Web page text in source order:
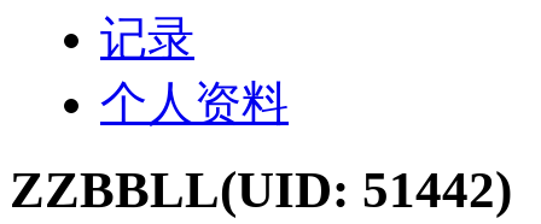
记录
个人资料
ZZBBLL(UID: 51442)